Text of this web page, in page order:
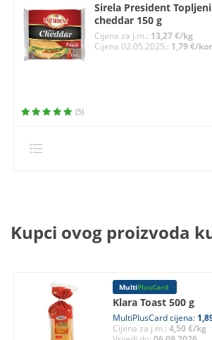
Sirela President
cheddar 150 g
Cijena za j.m.: 13,27 €/kg
Cijena 02.05.2025.: 1,79 €/
(5)
Kupci ovog proizvoda
MultiPlusCard
Klara Toast 500 g
MultiPlusCard cijena:
Cijena za j.m.:4,50 €/kg